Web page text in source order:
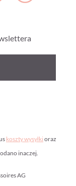
koszty wysyłki oraz
inaczej.
AG